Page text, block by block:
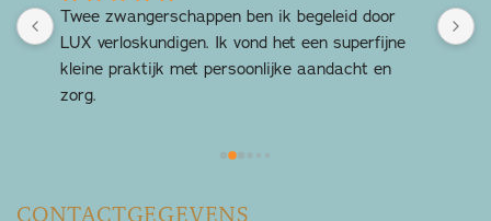
Twee zwangerschappen ben ik begeleid door
LUX verloskundigen. Ik vond het een superfijne
kleine praktijk met persoonlijke aandacht en
zorg.
CONTACTGEGEVENS